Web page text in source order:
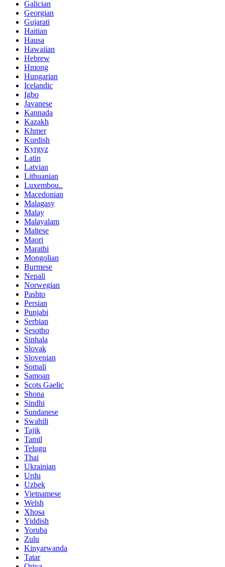
Galician
Georgian
Gujarati
Haitian
Hausa
Hawaiian
Hebrew
Hmong
Hungarian
Icelandic
Igbo
Javanese
Kannada
Kazakh
Khmer
Kurdish
Kyrgyz
Latin
Latvian
Lithuanian
Luxembou..
Macedonian
Malagasy
Malay
Malayalam
Maltese
Maori
Marathi
Mongolian
Burmese
Nepali
Norwegian
Pashto
Persian
Punjabi
Serbian
Sesotho
Sinhala
Slovak
Slovenian
Somali
Samoan
Scots Gaelic
Shona
Sindhi
Sundanese
Swahili
Tajik
Tamil
Telugu
Thai
Ukrainian
Urdu
Uzbek
Vietnamese
Welsh
Xhosa
Yiddish
Yoruba
Zulu
Kinyarwanda
Tatar